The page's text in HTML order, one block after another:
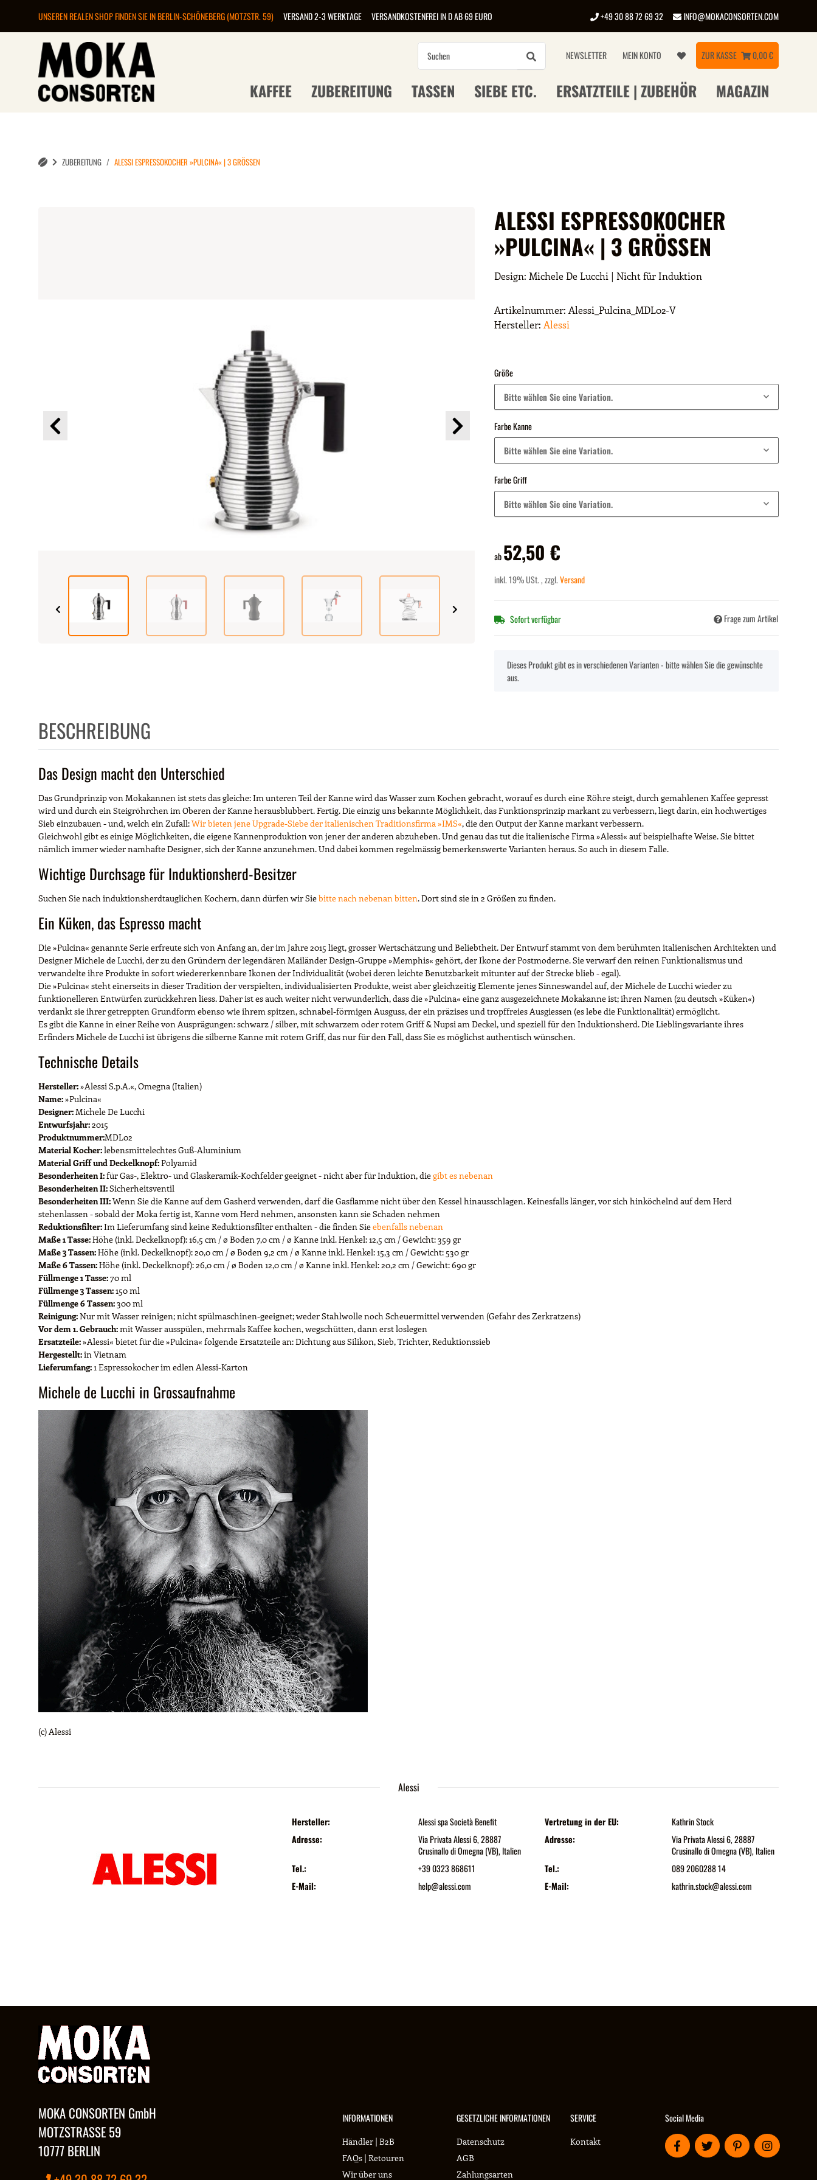
UNSEREN REALEN SHOP FINDEN SIE IN BERLIN-SCHÖNEBERG (MOTZSTR. 59) VERSAND 2-3 WERKTAGE VERSANDKOSTENFREI IN D AB 69 EURO +49 30 88 72 69 32 INFO@MOKACONSORTEN.COM
NEWSLETTER MEIN KONTO ZUR KASSE 0,00 €
KAFFEE ZUBEREITUNG TASSEN SIEBE ETC. ERSATZTEILE | ZUBEHÖR MAGAZIN
ZUBEREITUNG ALESSI ESPRESSOKOCHER »PULCINA« | 3 GRÖSSEN
ALESSI ESPRESSOKOCHER
»PULCINA« | 3 GRÖSSEN
Design: Michele De Lucchi | Nicht für Induktion
Artikelnummer: Alessi_Pulcina_MDL02-V
Hersteller: Alessi
Größe
Bitte wählen Sie eine Variation.
Farbe Kanne
Bitte wählen Sie eine Variation.
Farbe Griff
Bitte wählen Sie eine Variation.
ab52,50 €
inkl. 19% USt. , zzgl.Versand
Sofort verfügbar Frage zum Artikel
xDieses Produkt gibt es in verschiedenen Varianten - bitte wählen Sie die gewünschte
aus.
BESCHREIBUNG
Das Design macht den Unterschied
Das Grundprinzip von Mokakannen ist stets das gleiche: Im unteren Teil der Kanne wird das Wasser zum Kochen gebracht, worauf es durch eine Röhre steigt, durch gemahlenen Kaffee gepresst
wird und durch ein Steigröhrchen im Oberen der Kanne herausblubbert. Fertig. Die einzig uns bekannte Möglichkeit, das Funktionsprinzip markant zu verbessern, liegt darin, ein hochwertiges
Sieb einzubauen - und, welch ein Zufall:Wir bieten jene Upgrade-Siebe der italienischen Traditionsfirma »IMS«, die den Output der Kanne markant verbessern.
Gleichwohl gibt es einige Möglichkeiten, die eigene Kannenproduktion von jener der anderen abzuheben. Und genau das tut die italienische Firma »Alessi« auf beispielhafte Weise. Sie bittet
nämlich immer wieder namhafte Designer, sich der Kanne anzunehmen. Und dabei kommen regelmässig bemerkenswerte Varianten heraus. So auch in diesem Falle.
Wichtige Durchsage für Induktionsherd-Besitzer
Suchen Sie nach induktionsherdtauglichen Kochern, dann dürfen wir Siebitte nach nebenan bitten. Dort sind sie in 2 Größen zu finden.
Ein Küken, das Espresso macht
Die »Pulcina« genannte Serie erfreute sich von Anfang an, der im Jahre 2015 liegt, grosser Wertschätzung und Beliebtheit. Der Entwurf stammt von dem berühmten italienischen Architekten und
Designer Michele de Lucchi, der zu den Gründern der legendären Mailänder Design-Gruppe »Memphis« gehört, der Ikone der Postmoderne. Sie verwarf den reinen Funktionalismus und
verwandelte ihre Produkte in sofort wiedererkennbare Ikonen der Individualität (wobei deren leichte Benutzbarkeit mitunter auf der Strecke blieb - egal).
Die »Pulcina« steht einerseits in dieser Tradition der verspielten, individualisierten Produkte, weist aber gleichzeitig Elemente jenes Sinneswandel auf, der Michele de Lucchi wieder zu
funktionelleren Entwürfen zurückkehren liess. Daher ist es auch weiter nicht verwunderlich, dass die »Pulcina« eine ganz ausgezeichnete Mokakanne ist; ihren Namen (zu deutsch »Küken«)
verdankt sie ihrer getreppten Grundform ebenso wie ihrem spitzen, schnabel-förmigen Ausguss, der ein präzises und tropffreies Ausgiessen (es lebe die Funktionalität) ermöglicht.
Es gibt die Kanne in einer Reihe von Ausprägungen: schwarz / silber, mit schwarzem oder rotem Griff & Nupsi am Deckel, und speziell für den Induktionsherd. Die Lieblingsvariante ihres
Erfinders Michele de Lucchi ist übrigens die silberne Kanne mit rotem Griff, das nur für den Fall, dass Sie es möglichst authentisch wünschen.
Technische Details
Hersteller:»Alessi S.p.A.«, Omegna (Italien)
Name:»Pulcina«
Designer:Michele De Lucchi
Entwurfsjahr:2015
Produktnummer:MDL02
Material Kocher:lebensmittelechtes Guß-Aluminium
Material Griff und Deckelknopf:Polyamid
Besonderheiten I:für Gas-, Elektro- und Glaskeramik-Kochfelder geeignet - nicht aber für Induktion, diegibt es nebenan
Besonderheiten II:Sicherheitsventil
Besonderheiten III:Wenn Sie die Kanne auf dem Gasherd verwenden, darf die Gasflamme nicht über den Kessel hinausschlagen. Keinesfalls länger, vor sich hinköchelnd auf dem Herd
stehenlassen - sobald der Moka fertig ist, Kanne vom Herd nehmen, ansonsten kann sie Schaden nehmen
Reduktionsfilter:Im Lieferumfang sind keine Reduktionsfilter enthalten - die finden Sieebenfalls nebenan
Maße 1 Tasse:Höhe (inkl. Deckelknopf): 16,5 cm / ø Boden 7,0 cm / ø Kanne inkl. Henkel: 12,5 cm / Gewicht: 359 gr
Maße 3 Tassen:Höhe (inkl. Deckelknopf): 20,0 cm / ø Boden 9,2 cm / ø Kanne inkl. Henkel: 15,3 cm / Gewicht: 530 gr
Maße 6 Tassen:Höhe (inkl. Deckelknopf): 26,0 cm / ø Boden 12,0 cm / ø Kanne inkl. Henkel: 20,2 cm / Gewicht: 690 gr
Füllmenge 1 Tasse:70 ml
Füllmenge 3 Tassen:150 ml
Füllmenge 6 Tassen:300 ml
Reinigung:Nur mit Wasser reinigen; nicht spülmaschinen-geeignet; weder Stahlwolle noch Scheuermittel verwenden (Gefahr des Zerkratzens)
Vor dem 1. Gebrauch:mit Wasser ausspülen, mehrmals Kaffee kochen, wegschütten, dann erst loslegen
Ersatzteile:»Alessi« bietet für die »Pulcina« folgende Ersatzteile an: Dichtung aus Silikon, Sieb, Trichter, Reduktionssieb
Hergestellt:in Vietnam
Lieferumfang:1 Espressokocher im edlen Alessi-Karton
Michele de Lucchi in Grossaufnahme
(c) Alessi
Alessi
Hersteller:
Alessi spa Società Benefit
Adresse:
Via Privata Alessi 6, 28887
Crusinallo di Omegna (VB), Italien
Tel.:
+39 0323 868611
E-Mail:
help@alessi.com
Vertretung in der EU:
Kathrin Stock
Adresse:
Via Privata Alessi 6, 28887
Crusinallo di Omegna (VB), Italien
Tel.:
089 2060288 14
E-Mail:
kathrin.stock@alessi.com
MOKA CONSORTEN GmbH
MOTZSTRASSE 59
10777 BERLIN
INFORMATIONEN
Händler | B2B
FAQs | Retouren
Wir über uns
GESETZLICHE INFORMATIONEN
Datenschutz
AGB
Zahlungsarten
SERVICE
Kontakt
Social Media